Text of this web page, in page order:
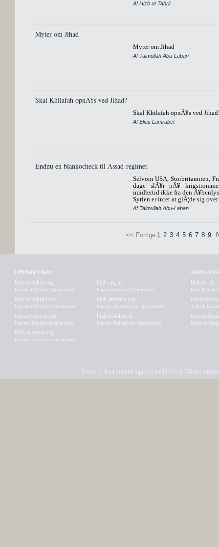
Af Hizb ut Tahrir
Myter om Jihad
Myter om Jihad
Af Taimullah Abu-Laban
Skal Khilafah opnÃ¥s ved Jihad?
Skal Khilafah opnÃ¥s ved
Af Elias Lamrabet
Endnu en blankocheck til Assad-regimet
Selvom USA, Storbritannien,
dage slÃ¥r pÃ¥
imidlertid ikke fra den
Syrien er intet at glÃ¦de sig
Af Taimullah Abu-Laban
<< Forrige 1 2 3 4 5 6 7 8 9
Officielle Links
hizb-ut-tahrir.org
Partiets Officielle Hjemmeside
hizb.org.uk
Partiets Britiske Hjemmeside
hizb-ut-tahrir.info
Partiets Officielle Mediekontor
hizb-america.org
Partiets Amerikanske Hjemmeside
turkiyevilayeti.org
Partiets Tyrkiske Hjemmeside
hizb-ut-tahrir.nl
Partiets Hollandske Hjemmeside
hizb-australia.org
Partiets Australske Hjemmeside
Andre
khilafat.dk
Urdu
Tyrkisk
Islamisk
Bemærk: Kun indhold signeret med Hizb ut Tahrir's